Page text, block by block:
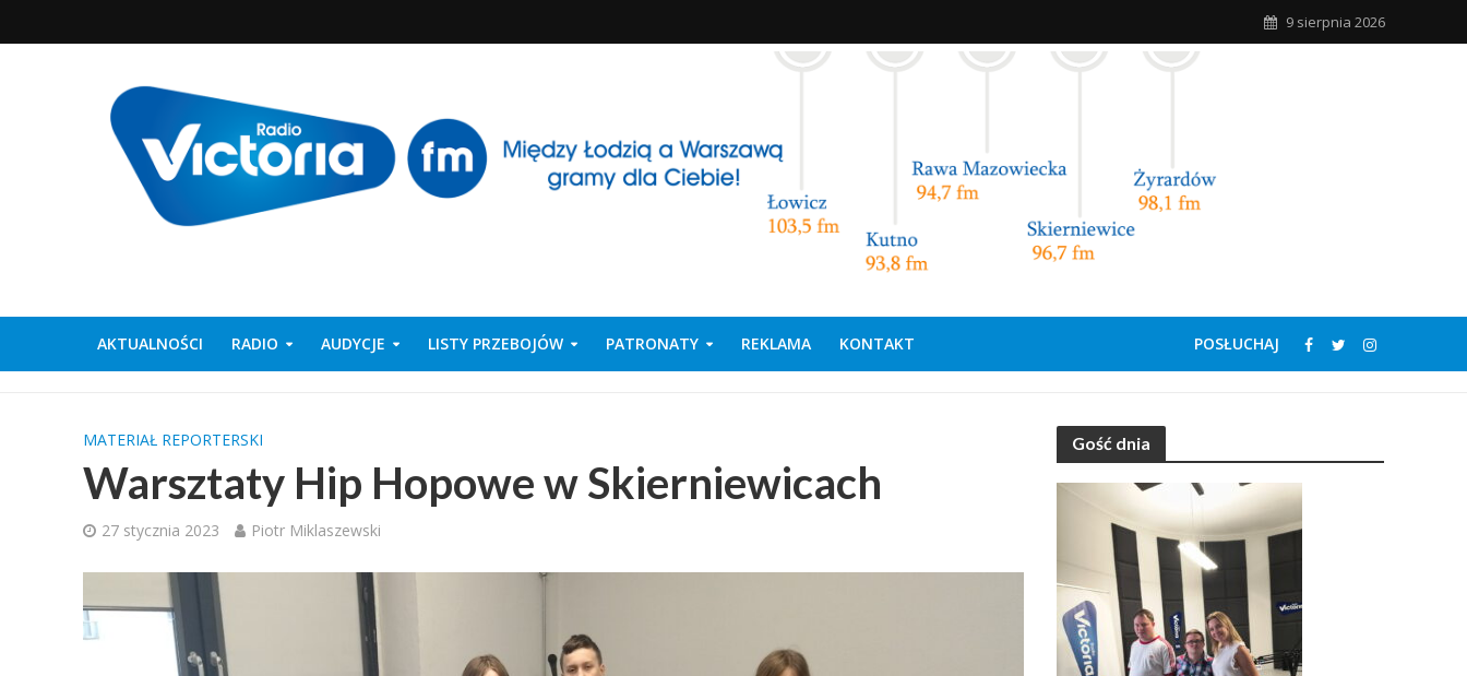
9 sierpnia 2026
AKTUALNOŚCI RADIO AUDYCJE LISTY PRZEBOJÓW PATRONATY REKLAMA KONTAKT POSŁUCHAJ
MATERIAŁ REPORTERSKI
Warsztaty Hip Hopowe w Skierniewicach
27 stycznia 2023 Piotr Miklaszewski
Gość dnia